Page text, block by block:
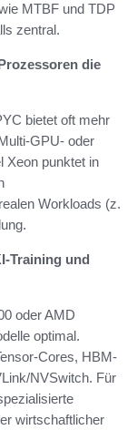
MTBF und TDP
zentral.
die
bietet oft mehr
GPU- oder
Xeon punktet in
Workloads (z.
Training und
oder AMD
optimal.
Cores, HBM-
NVSwitch. Für
wirtschaftlicher